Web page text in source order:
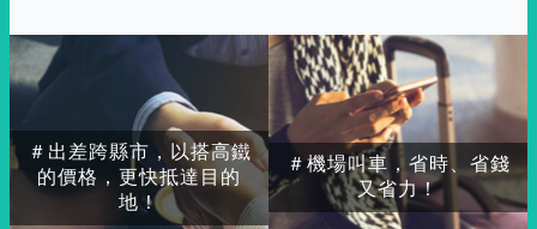
＃出差跨縣市，以搭高鐵
的價格，更快抵達目的
地！
＃機場叫車，省時、省錢
又省力！